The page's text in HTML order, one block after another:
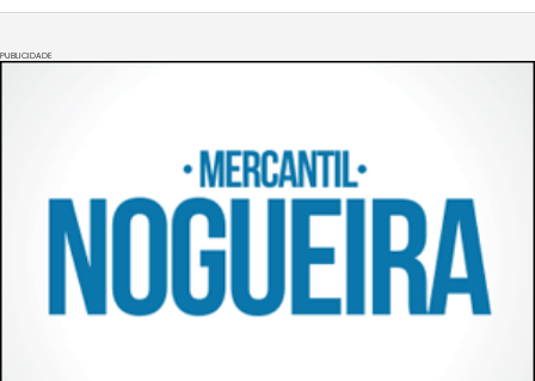
PUBLICIDADE